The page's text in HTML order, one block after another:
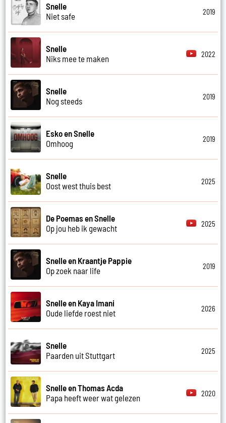
Snelle
Niet safe
2019
Snelle
Niks mee te maken
2022
Snelle
Nog steeds
2019
Esko en Snelle
Omhoog
2019
Snelle
Oost west thuis best
2025
De Poemas en Snelle
Op jou heb ik gewacht
2025
Snelle en Kraantje Pappie
Op zoek naar life
2019
Snelle en Kaya Imani
Oude liefde roest niet
2026
Snelle
Paarden uit Stuttgart
2025
Snelle en Thomas Acda
Papa heeft weer wat gelezen
2020